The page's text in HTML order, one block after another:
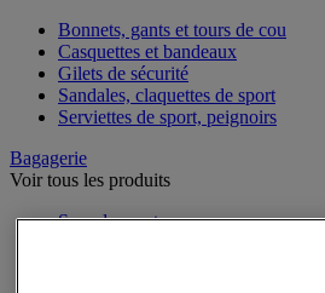
Bonnets, gants et tours de cou
Casquettes et bandeaux
Gilets de sécurité
Sandales, claquettes de sport
Serviettes de sport, peignoirs
Bagagerie
Voir tous les produits
Sacs de sport